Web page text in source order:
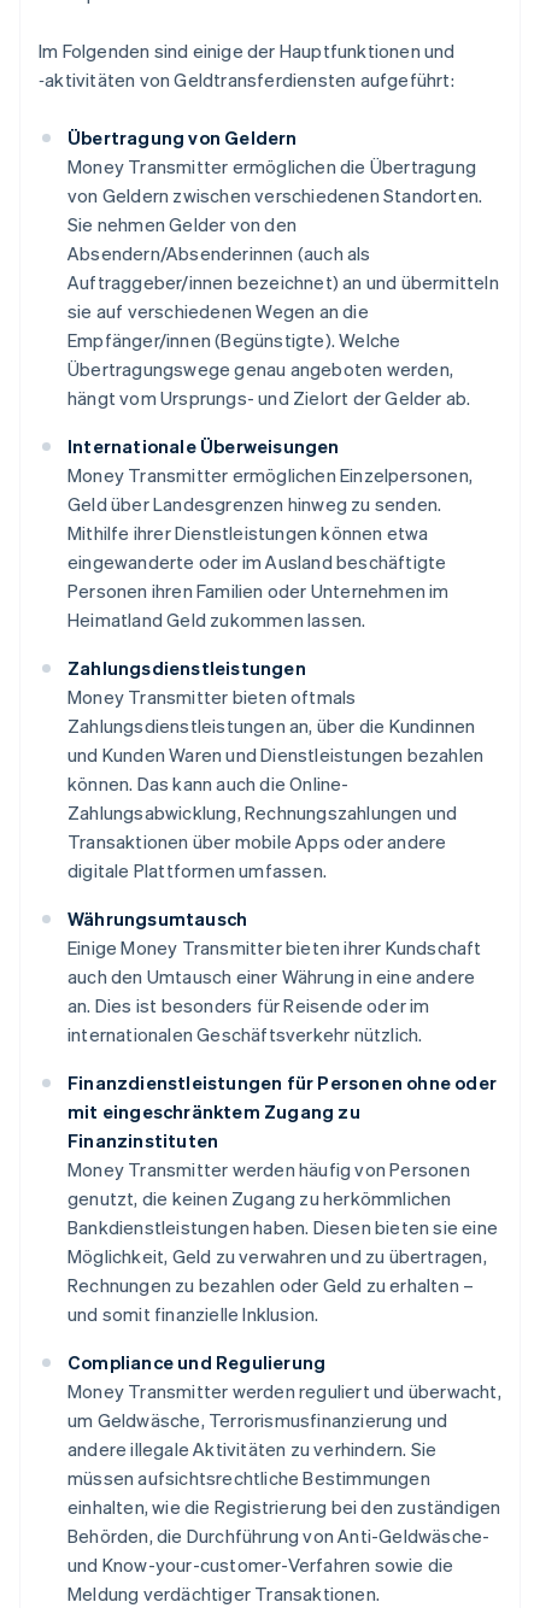
Im Folgenden sind einige der Hauptfunktionen und
‑aktivitäten von Geldtransferdiensten aufgeführt:
Übertragung von Geldern
Money Transmitter ermöglichen die Übertragung
von Geldern zwischen verschiedenen Standorten.
Sie nehmen Gelder von den
Absendern/Absenderinnen (auch als
Auftraggeber/innen bezeichnet) an und übermitteln
sie auf verschiedenen Wegen an die
Empfänger/innen (Begünstigte). Welche
Übertragungswege genau angeboten werden,
hängt vom Ursprungs- und Zielort der Gelder ab.
Internationale Überweisungen
Money Transmitter ermöglichen Einzelpersonen,
Geld über Landesgrenzen hinweg zu senden.
Mithilfe ihrer Dienstleistungen können etwa
eingewanderte oder im Ausland beschäftigte
Personen ihren Familien oder Unternehmen im
Heimatland Geld zukommen lassen.
Zahlungsdienstleistungen
Money Transmitter bieten oftmals
Zahlungsdienstleistungen an, über die Kundinnen
und Kunden Waren und Dienstleistungen bezahlen
können. Das kann auch die Online-
Zahlungsabwicklung, Rechnungszahlungen und
Transaktionen über mobile Apps oder andere
digitale Plattformen umfassen.
Währungsumtausch
Einige Money Transmitter bieten ihrer Kundschaft
auch den Umtausch einer Währung in eine andere
an. Dies ist besonders für Reisende oder im
internationalen Geschäftsverkehr nützlich.
Finanzdienstleistungen für Personen ohne oder
mit eingeschränktem Zugang zu
Finanzinstituten
Money Transmitter werden häufig von Personen
genutzt, die keinen Zugang zu herkömmlichen
Bankdienstleistungen haben. Diesen bieten sie eine
Möglichkeit, Geld zu verwahren und zu übertragen,
Rechnungen zu bezahlen oder Geld zu erhalten –
und somit finanzielle Inklusion.
Compliance und Regulierung
Money Transmitter werden reguliert und überwacht,
um Geldwäsche, Terrorismusfinanzierung und
andere illegale Aktivitäten zu verhindern. Sie
müssen aufsichtsrechtliche Bestimmungen
einhalten, wie die Registrierung bei den zuständigen
Behörden, die Durchführung von Anti-Geldwäsche-
und Know-your-customer-Verfahren sowie die
Meldung verdächtiger Transaktionen.